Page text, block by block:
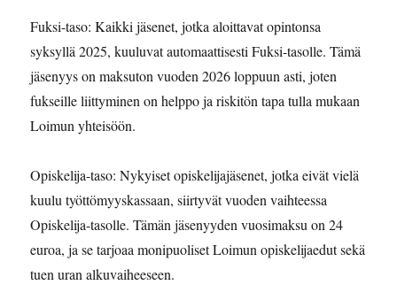
Fuksi-taso: Kaikki jäsenet, jotka aloittavat opintonsa
syksyllä 2025, kuuluvat automaattisesti Fuksi-tasolle. Tämä
jäsenyys on maksuton vuoden 2026 loppuun asti, joten
fukseille liittyminen on helppo ja riskitön tapa tulla mukaan
Loimun yhteisöön.
Opiskelija-taso: Nykyiset opiskelijajäsenet, jotka eivät vielä
kuulu työttömyyskassaan, siirtyvät vuoden vaihteessa
Opiskelija-tasolle. Tämän jäsenyyden vuosimaksu on 24
euroa, ja se tarjoaa monipuoliset Loimun opiskelijaedut sekä
tuen uran alkuvaiheeseen.